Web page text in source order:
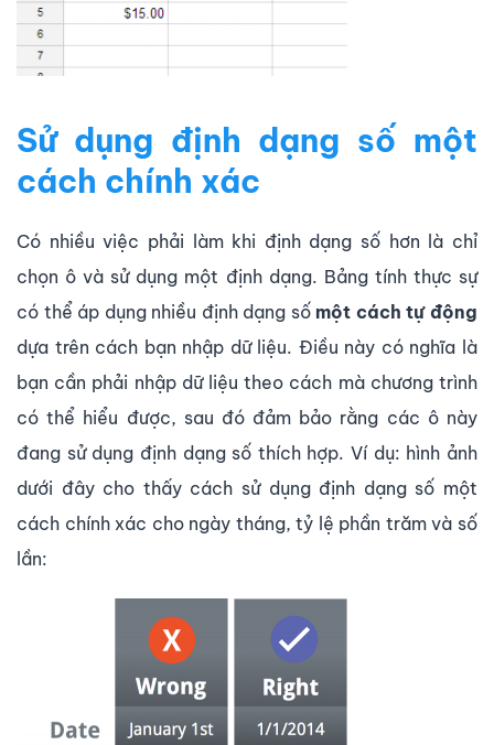
Sử dụng định dạng số một
cách chính xác
Có nhiều việc phải làm khi định dạng số hơn là chỉ
chọn ô và sử dụng một định dạng. Bảng tính thực sự
có thể áp dụng nhiều định dạng số một cách tự động
dựa trên cách bạn nhập dữ liệu. Điều này có nghĩa là
bạn cần phải nhập dữ liệu theo cách mà chương trình
có thể hiểu được, sau đó đảm bảo rằng các ô này
đang sử dụng định dạng số thích hợp. Ví dụ: hình ảnh
dưới đây cho thấy cách sử dụng định dạng số một
cách chính xác cho ngày tháng, tỷ lệ phần trăm và số
lần: